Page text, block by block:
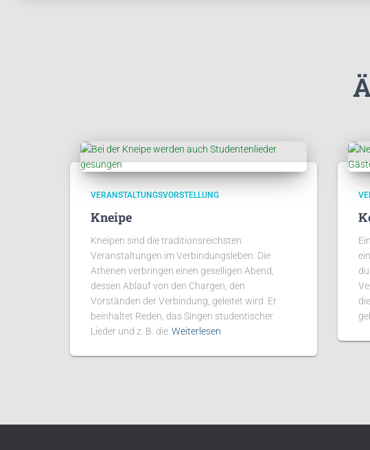
VERANSTALTUNGSVORSTELLUNG
Kneipe
Kneipen sind die traditionsreichsten
Veranstaltungen im Verbindungsleben. Die
Athenen verbringen einen geselligen Abend,
dessen Ablauf von den Chargen, den
Vorständen der Verbindung, geleitet wird. Er
beinhaltet Reden, das Singen studentischer
Lieder und z. B. die Weiterlesen